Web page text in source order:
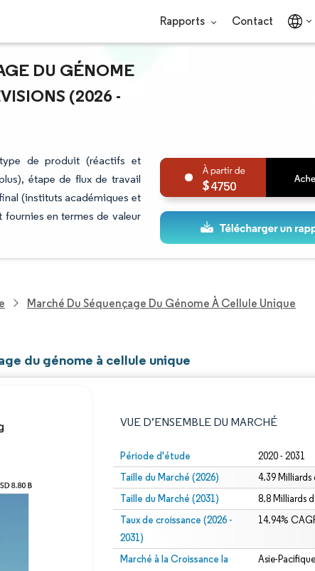
Rapports Contact
DU GÉNOME
(2026 -
de produit (réactifs et
étape de flux de travail
(instituts académiques et
en termes de valeur
4750
Marché Du Séquençage Du Génome À Cellule Unique
du génome à cellule unique
VUE D’ENSEMBLE DU MARCHÉ
Période d'étude 2020 - 2031
Taille du Marché (2026) 4.39 Milliards
Taille du Marché (2031) 8.8 Milliards
Taux de croissance (2026 -
2031)
14.94%
Marché à la Croissance la
Asie-Pacifique
La réutilisation nécessite une attribution sous CC BY 4.0.